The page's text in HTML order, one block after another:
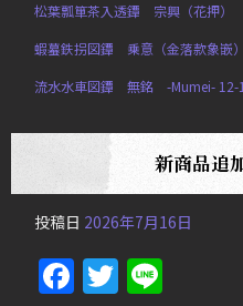
松葉瓢箪茶入透鐔 宗興（花押
蝦蟇鉄拐図鐔 乗意（金落款象
流水水車図鐔 無銘 -Mumei- 12-
新商品追
投稿日 2026年7月16日
Facebook
Twitter